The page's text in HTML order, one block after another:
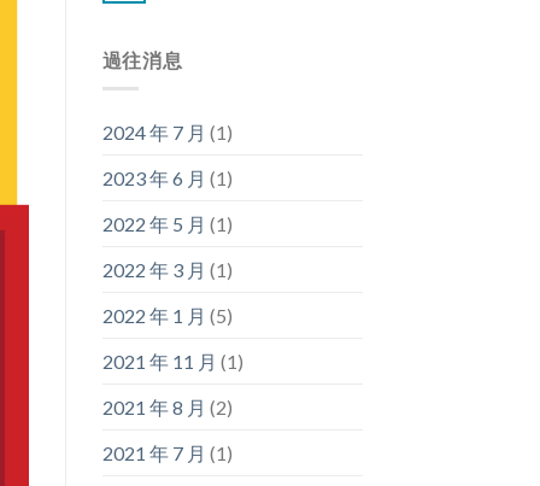
過往消息
2024 年 7 月 (1)
2023 年 6 月 (1)
2022 年 5 月 (1)
2022 年 3 月 (1)
2022 年 1 月 (5)
2021 年 11 月 (1)
2021 年 8 月 (2)
2021 年 7 月 (1)